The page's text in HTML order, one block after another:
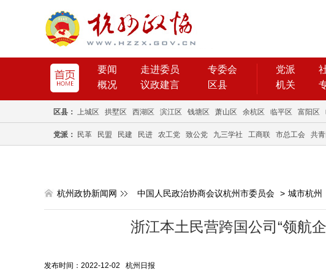
要闻 走进委员
专委会
概况
议政建言 区县
党派
机关
区县： 上城区 拱墅区 西湖区 滨江区 钱塘区 萧山区 余杭区 临平区 富阳区
党派： 民革 民盟 民建 民进 农工党 致公党 九三学社 工商联 市总工会 共青
杭州政协新闻网 中国人民政治协商会议杭州市委员会 > 城市杭州
浙江本土民营跨国公司“领航
发布时间：2022-12-02 杭州日报